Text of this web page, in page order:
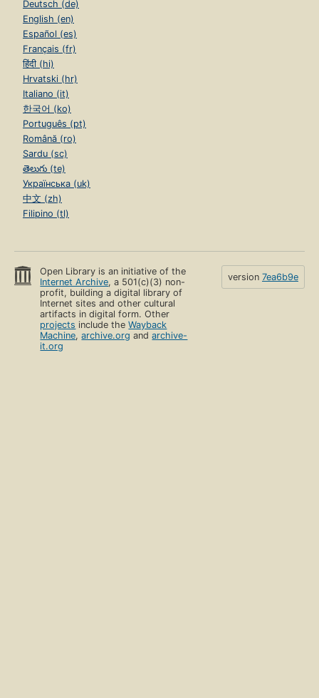
Deutsch (de)
English (en)
Español (es)
Français (fr)
हिंदी (hi)
Hrvatski (hr)
Italiano (it)
한국어 (ko)
Português (pt)
Română (ro)
Sardu (sc)
తెలుగు (te)
Українська (uk)
中文 (zh)
Filipino (tl)
Open Library is an initiative of the
Internet Archive, a 501(c)(3) non-
profit, building a digital library of
Internet sites and other cultural
artifacts in digital form. Other
projects include theWayback
Machine,archive.org andarchive-
it.org
version 7ea6b9e